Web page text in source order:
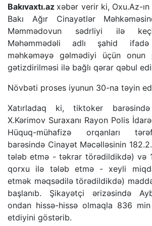
Bakıvaxtı.az xəbər verir ki, Oxu.Az-ın
Bakı Ağır Cinayətlər
Məmmədovun sədrliyi ilə
Məhəmmədəli adlı şahid
məhkəməyə gəlmədiyi üçün onun
gətizdirilməsi ilə bağlı qərar qəbul
Növbəti proses iyunun 30-na təyin
Xatırladaq ki, tiktoker
X.Kərimov Suraxanı Rayon Polis
Hüquq-mühafizə orqanları
barəsində Cinayət Məcəlləsinin
tələb etmə - təkrar törədildikdə) və
qorxu ilə tələb etmə - xeyli
etmək məqsədilə törədildikdə)
başlanıb. Şikayətçi ərizəsində
ondan hissə-hissə olmaqla 836
etdiyini göstərib.